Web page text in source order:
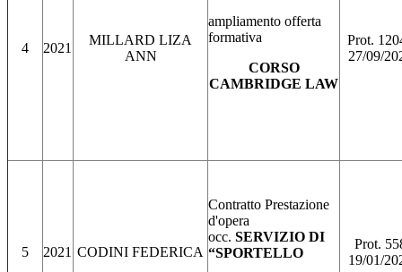
4 2021
MILLARD LIZA
ANN
ampliamento offerta
formativa
CORSO
CAMBRIDGE LAW
Prot.
27/09/
5 2021 CODINI FEDERICA
Contratto Prestazione
d'opera
occ. SERVIZIO DI
“SPORTELLO
Prot.
19/01/